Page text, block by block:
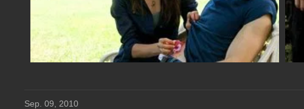
Sep. 09, 2010